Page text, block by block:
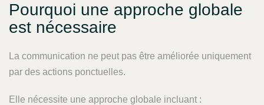
Pourquoi une approche globale
est nécessaire
La communication ne peut pas être améliorée uniquement
par des actions ponctuelles.
Elle nécessite une approche globale incluant :